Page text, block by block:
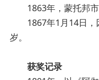
1863年，蒙托邦市
1867年1月14日，
岁。
获奖记录